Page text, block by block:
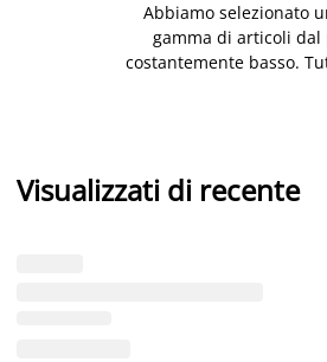
Abbiamo selezionato
gamma di articoli dal
costantemente basso.
Visualizzati di recente